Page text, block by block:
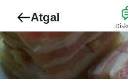
Atgal